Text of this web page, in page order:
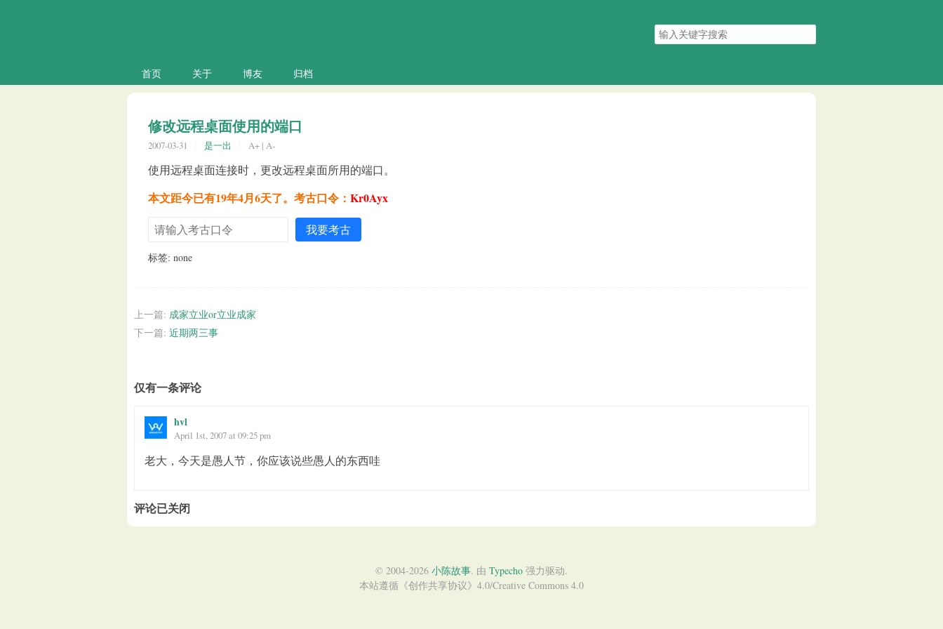
搜
索
首页 关于 博友 归档
修改远程桌面使用的端口
2007-03-31 是一出 A+ | A-
使用远程桌面连接时，更改远程桌面所用的端口。
本文距今已有19年4月6天了。考古口令： Kr0Ayx
我要考古
标签: none
上一篇: 成家立业or立业成家
下一篇: 近期两三事
仅有一条评论
hvl
April 1st, 2007 at 09:25 pm
老大，今天是愚人节，你应该说些愚人的东西哇
评论已关闭
© 2004-2026 小陈故事. 由 Typecho 强力驱动.
本站遵循《创作共享协议》4.0/Creative Commons 4.0